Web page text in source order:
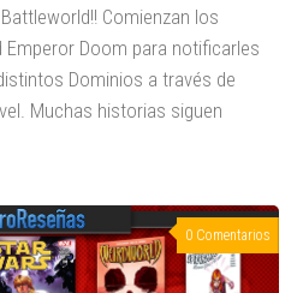
Comienzan los
Doom para notificarles
Dominios a través de
Muchas historias siguen
0 Comentarios